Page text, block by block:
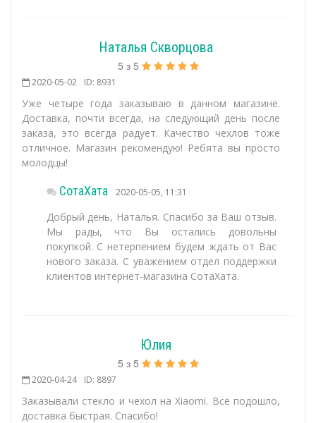
Наталья Скворцова
5 з 5
2020-05-02 ID: 8931
Уже четыре года заказываю в данном магазине.
Доставка, почти всегда, на следующий день после
заказа, это всегда радует. Качество чехлов тоже
отличное. Магазин рекомендую! Ребята вы просто
молодцы!
СотаХата 2020-05-05, 11:31
Добрый день, Наталья. Спасибо за Ваш отзыв.
Мы рады, что Вы остались довольны
покупкой. С нетерпением будем ждать от Вас
нового заказа. С уважением отдел поддержки
клиентов интернет-магазина СотаХата.
Юлия
5 з 5
2020-04-24 ID: 8897
Заказывали стекло и чехол на Xiaomi. Всё подошло,
доставка быстрая. Спасибо!